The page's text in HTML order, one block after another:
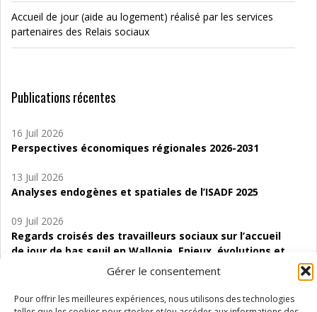
Gérer le consentement
Pour offrir les meilleures expériences, nous utilisons des technologies
Accueil de jour (aide au logement) réalisé par les services
partenaires des Relais sociaux
Publications récentes
16 Juil 2026
Perspectives économiques régionales 2026-2031
13 Juil 2026
Analyses endogènes et spatiales de l’ISADF 2025
09 Juil 2026
Regards croisés des travailleurs sociaux sur l’accueil
de jour de bas seuil en Wallonie. Enjeux, évolutions et
06 Juil 2026